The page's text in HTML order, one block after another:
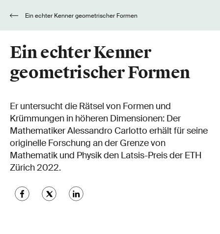
Ein echter Kenner geometrischer Formen
Ein echter Kenner
geometrischer Formen
Er untersucht die Rätsel von Formen und
Krümmungen in höheren Dimensionen: Der
Mathematiker Alessandro Carlotto erhält für seine
originelle Forschung an der Grenze von
Mathematik und Physik den Latsis-Preis der ETH
Zürich 2022.